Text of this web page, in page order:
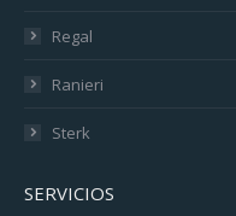
Regal
Ranieri
Sterk
SERVICIOS